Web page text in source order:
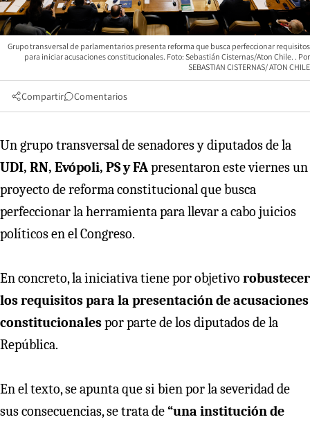
Grupo transversal de parlamentarios presenta reforma que busca perfeccionar requisitos
para iniciar acusaciones constitucionales. Foto: Sebastián Cisternas/Aton Chile.
SEBASTIAN CISTERNAS/ ATON CHILE
Compartir Comentarios
Un grupo transversal de senadores y diputados de la
UDI, RN, Evópoli, PS y FApresentaron este viernes un
proyecto de reforma constitucional que busca
perfeccionar la herramienta para llevar a cabo juicios
políticos en el Congreso.
En concreto, la iniciativa tiene por objetivo robustecer
los requisitos para la presentación de acusaciones
constitucionalespor parte de los diputados de la
República.
En el texto, se apunta que si bien por la severidad de
sus consecuencias, se trata de“una institución de